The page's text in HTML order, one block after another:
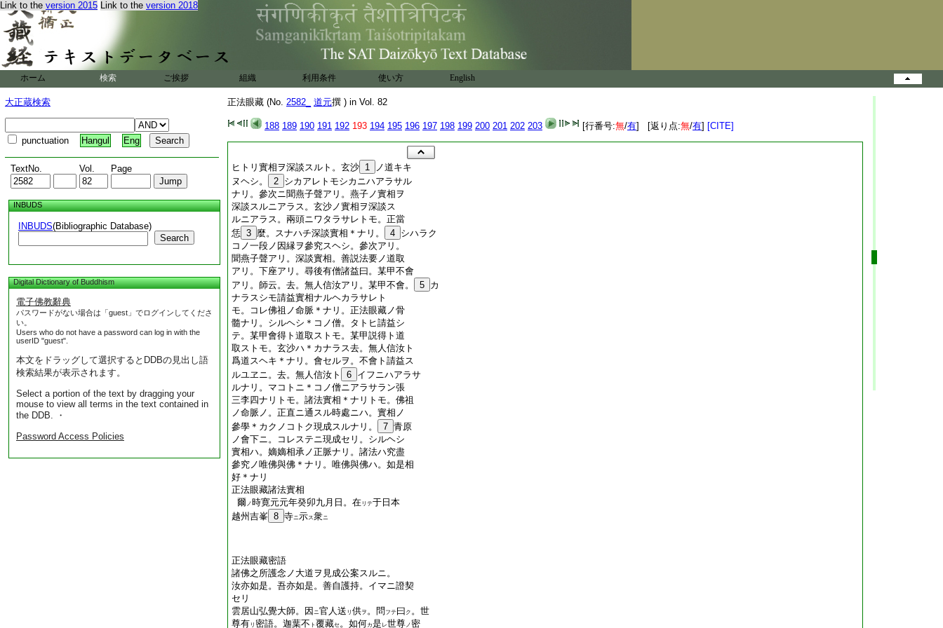
Link to the version 2015 Link to the version 2018
ホーム 検索 ご挨拶 組織 利用条件 使い方 English
大正蔵検索
punctuation Hangul Eng
TextNo. Vol. Page
INBUDS
INBUDS(Bibliographic Database)
Search
Digital Dictionary of Buddhism
電子佛教辭典
パスワードがない場合は「guest」でログインしてくださ
い。
Users who do not have a password can log in with the
userID "guest".
本文をドラッグして選択するとDDBの見出し語
検索結果が表示されます。
Select a portion of the text by dragging your
mouse to view all terms in the text contained in
the DDB. ・
Password Access Policies
正法眼藏 (No. 2582_ 道元撰 ) in Vol. 82
188 189 190 191 192 193 194 195 196 197 198 199 200 201 202 203 [行番号:無/有] [返り点:無/有] [CITE]
ヒトリ實相ヲ深談スルト。玄沙 1
ノ道キキ
ヌヘシ。
2 シカアレトモシカニハアラサル
ナリ。參次ニ聞燕子聲アリ。燕子ノ實相ヲ
深談スルニアラス。玄沙ノ實相ヲ深談ス
ルニアラス。兩頭ニワタラサレトモ。正當
恁 3 麼。スナハチ深談實相＊ナリ。 4 シハラク
コノ一段ノ因縁ヲ參究スヘシ。參次アリ。
聞燕子聲アリ。深談實相。善説法要ノ道取
アリ。下座アリ。尋後有僧諸益曰。某甲不會
アリ。師云。去。無人信汝アリ。某甲不會。
5 カ
ナラスシモ請益實相ナルヘカラサレト
モ。コレ佛祖ノ命脈＊ナリ。正法眼藏ノ骨
髓ナリ。シルヘシ＊コノ僧。タトヒ請益シ
テ。某甲會得ト道取ストモ。某甲説得ト道
取ストモ。玄沙ハ＊カナラス去。無人信汝ト
爲道スヘキ＊ナリ。會セルヲ。不會ト請益ス
ルユヱニ。去。無人信汝ト
6 イフニハアラサ
ルナリ。マコトニ＊コノ僧ニアラサラン張
三李四ナリトモ。諸法實相＊ナリトモ。佛祖
ノ命脈ノ。正直ニ通スル時處ニハ。實相ノ
參學＊カクノコトク現成スルナリ。
7 青原
ノ會下ニ。コレステニ現成セリ。シルヘシ
實相ハ。嫡嫡相承ノ正脈ナリ。諸法ハ究盡
參究ノ唯佛與佛＊ナリ。唯佛與佛ハ。如是相
好＊ナリ
正法眼藏諸法實相
爾 ノ時寛元元年癸卯九月日。在 リテ于日本
越州吉峯 8 寺ニ示ス衆ニ
正法眼藏密語
諸佛之所護念ノ大道ヲ見成公案スルニ。
汝亦如是。吾亦如是。善自護持。イマニ證契
セリ
雲居山弘覺大師。因 ニ官人送 リ 供ヲ 。問 フテ曰 ク 。世
尊有 リ 密語。迦葉不 ト 覆藏セ 。如何カ是 レ世尊ノ密